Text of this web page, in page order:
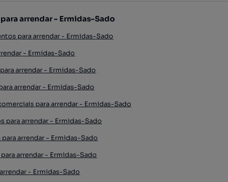
arrendar - Ermidas-Sado
para arrendar - Ermidas-Sado
- Ermidas-Sado
arrendar - Ermidas-Sado
arrendar - Ermidas-Sado
para arrendar - Ermidas-Sado
para arrendar - Ermidas-Sado
para arrendar - Ermidas-Sado
arrendar - Ermidas-Sado
- Ermidas-Sado